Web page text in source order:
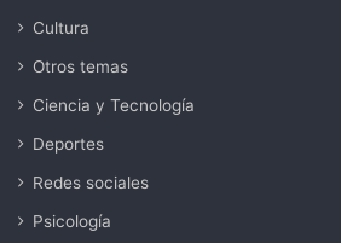
Cultura
Otros temas
Ciencia y Tecnología
Deportes
Redes sociales
Psicología